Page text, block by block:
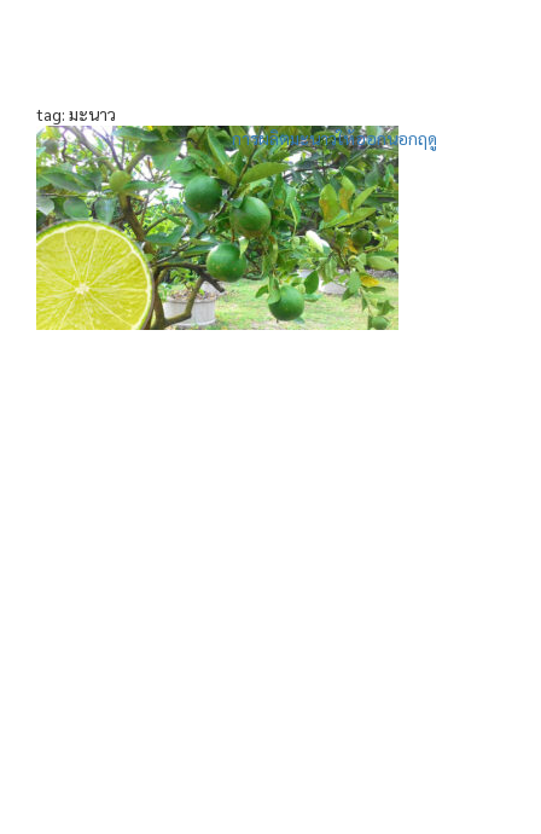
tag: มะนาว
การผลิตมะนาวให้ออกนอกฤดู